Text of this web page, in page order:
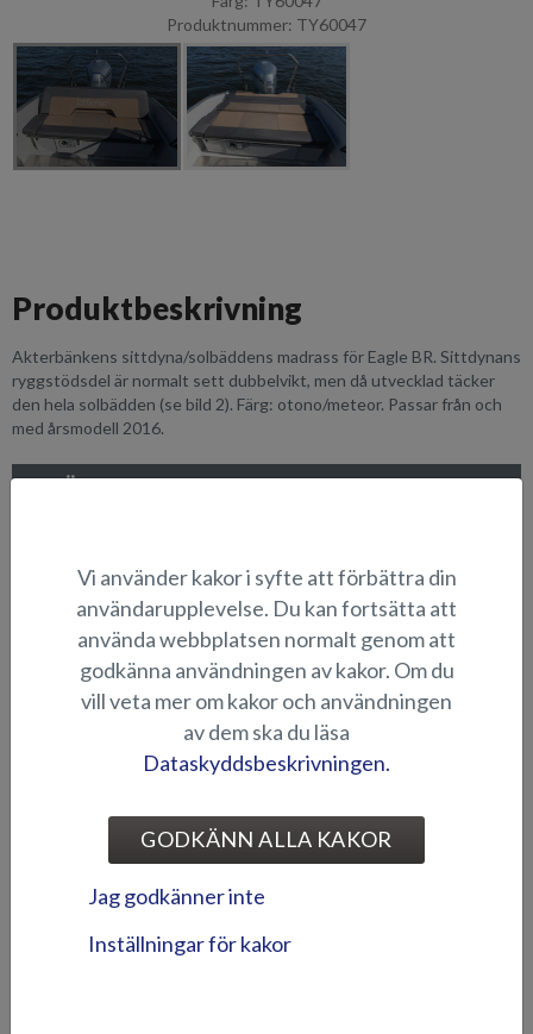
Produktnummer: TY60047
Produktbeskrivning
Akterbänkens sittdyna/solbäddens madrass för Eagle BR. Sittdynans
ryggstödsdel är normalt sett dubbelvikt, men då utvecklad täcker
den hela solbädden (se bild 2). Färg: otono/meteor. Passar från och
med årsmodell 2016.
LÄMPLIGHET
SITTDYNOR OCH SOLBÄDDAR
förarens armstödsdyna
Vi använder kakor i syfte att förbättra din
användarupplevelse. Du kan fortsätta att
använda webbplatsen normalt genom att
godkänna användningen av kakor. Om du
vill veta mer om kakor och användningen
av dem ska du läsa
Dataskyddsbeskrivningen.
GODKÄNN ALLA KAKOR
Jag godkänner inte
Inställningar för kakor